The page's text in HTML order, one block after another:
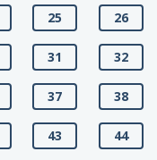
25 26
31 32
37 38
43 44